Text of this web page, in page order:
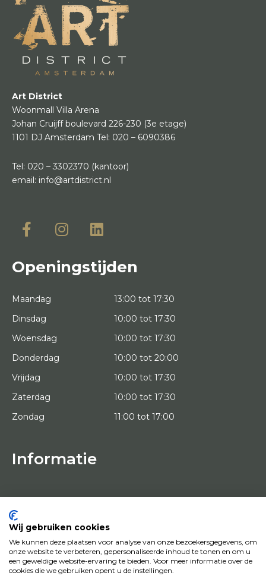
Art District
Woonmall Villa Arena
Johan Cruijff boulevard 226-230 (3e etage)
1101 DJ Amsterdam Tel: 020 – 6090386
Tel: 020 – 3302370 (kantoor)
email: info@artdistrict.nl
Openingstijden
Maandag
13:00 tot 17:30
Dinsdag
10:00 tot 17:30
Woensdag
10:00 tot 17:30
Donderdag
10:00 tot 20:00
Vrijdag
10:00 tot 17:30
Zaterdag
10:00 tot 17:30
Zondag
11:00 tot 17:00
Informatie
HOME
KUNSTENAARS
KUNSTWERKEN
HOE WERKT HET
NEWS
CONTACT
Wij gebruiken cookies
We kunnen deze plaatsen voor analyse van onze bezoekersgegevens, om
onze website te verbeteren, gepersonaliseerde inhoud te tonen en om u
een geweldige website-ervaring te bieden. Voor meer informatie over de
cookies die we gebruiken opent u de instellingen.